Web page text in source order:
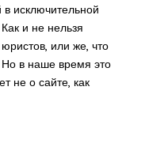
в исключительной
и не нельзя
или же, что
Но в наше время это
не о сайте, как